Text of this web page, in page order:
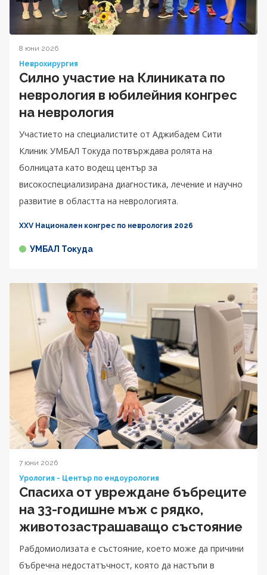
8 юни 2026
Неврохирургия
Силно участие на Клиниката по
неврология в юбилейния конгрес
на неврология
Участието на специалистите от Аджибадем Сити
Клиник УМБАЛ Токуда потвърждава ролята на
болницата като водещ център за
високоспециализирана диагностика, лечение и научно
развитие в областта на неврологията.
XXV Национален конгрес по неврология 2026
УМБАЛ Токуда
7 юни 2026
Урология - Център по ендоурология
Спасиха от увреждане бъбреците
на 33-годишне мъж с рядко,
животозастрашаващо състояние
Рабдомиолизата е състояние, което може да причини
бъбречна недостатъчност, която да настъпи в